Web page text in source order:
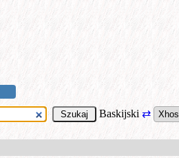
Baskijski ⇄